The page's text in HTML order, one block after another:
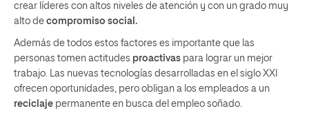
crear líderes con altos niveles de atención y con un grado muy
alto de compromiso social.
Además de todos estos factores es importante que las
personas tomen actitudes proactivas para lograr un mejor
trabajo. Las nuevas tecnologías desarrolladas en el siglo XXI
ofrecen oportunidades, pero obligan a los empleados a un
reciclaje permanente en busca del empleo soñado.